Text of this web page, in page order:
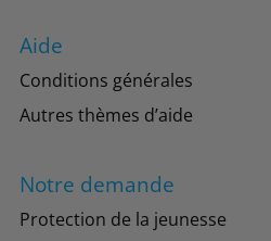
Aide
Conditions générales
Autres thèmes d’aide
Notre demande
Protection de la jeunesse